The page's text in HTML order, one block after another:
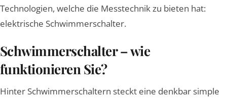
Technologien, welche die Messtechnik zu bieten hat:
elektrische Schwimmerschalter.
Schwimmerschalter – wie
funktionieren Sie?
Hinter Schwimmerschaltern steckt eine denkbar simple